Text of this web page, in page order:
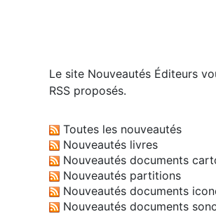
Le site Nouveautés Éditeurs
RSS proposés.
Toutes les nouveautés
Nouveautés livres
Nouveautés documents
Nouveautés partitions
Nouveautés documents
Nouveautés documents